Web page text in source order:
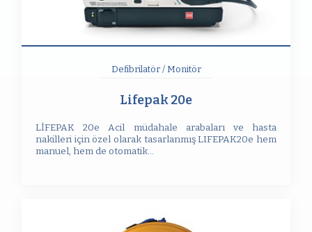
Defibrilatör / Monitör
Lifepak 20e
LİFEPAK 20e Acil müdahale arabaları ve hasta
nakilleri için özel olarak tasarlanmış LIFEPAK20e hem
manuel, hem de otomatik...